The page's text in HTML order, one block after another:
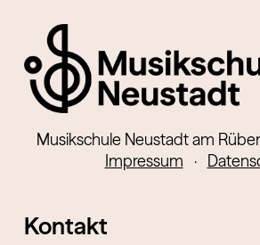
Musikschule Neustadt am
Impressum
·
Kontakt